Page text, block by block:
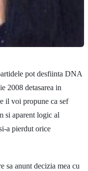
pot desfiinta DNA
2008 detasarea in
il voi propune ca sef
si aparent logic al
a pierdut orice
sa anunt decizia mea cu